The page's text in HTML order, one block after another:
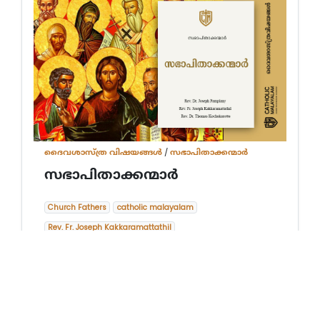
ദൈവശാസ്ത്ര വിഷയങ്ങള്‍ /സഭാപിതാക്കന്മാർ
സഭാപിതാക്കന്മാര്‍
Church Fathers
catholic malayalam
Rev. Fr. Joseph Kakkaramattathil